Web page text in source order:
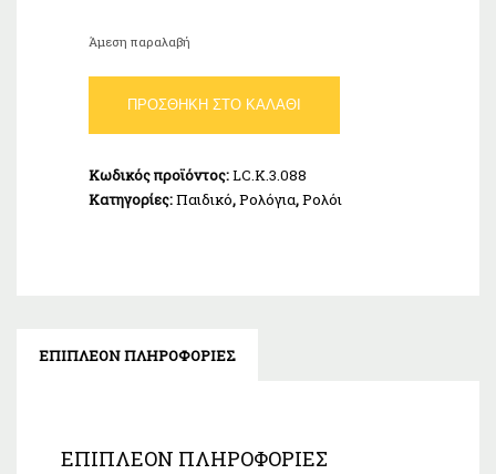
Άμεση παραλαβή
Cooper
Kids
ποσότητα
ΠΡΟΣΘΉΚΗ ΣΤΟ ΚΑΛΆΘΙ
Κωδικός προϊόντος:LC.K.3.088
Κατηγορίες:Παιδικό,Ρολόγια,Ρολόι
ΕΠΙΠΛΈΟΝ ΠΛΗΡΟΦΟΡΊΕΣ
ΕΠΙΠΛΈΟΝ ΠΛΗΡΟΦΟΡΊΕΣ